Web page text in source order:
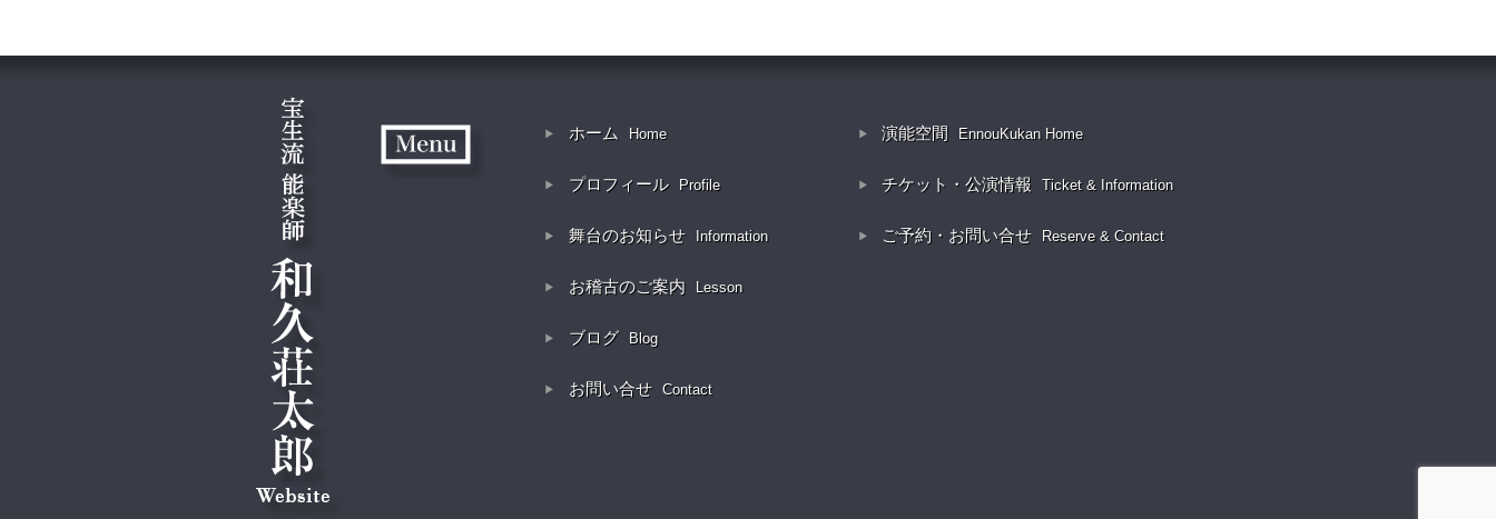
ホーム Home
プロフィール Profile
舞台のお知らせ Information
お稽古のご案内 Lesson
ブログ Blog
お問い合せ Contact
演能空間 EnnouKukan Home
チケット・公演情報 Ticket & Information
ご予約・お問い合せ Reserve & Contact